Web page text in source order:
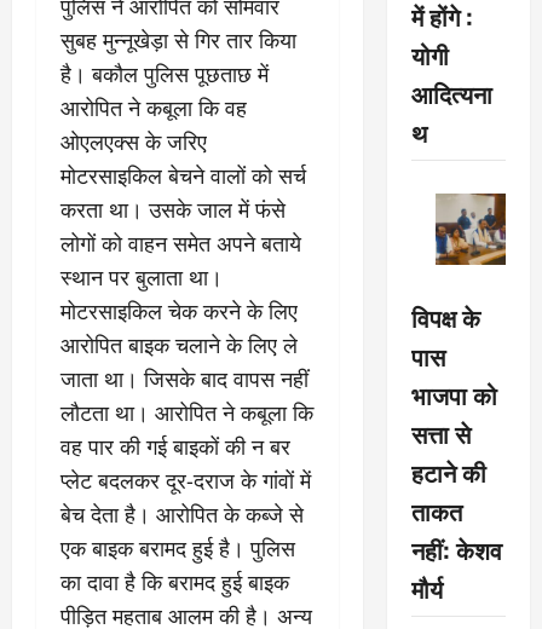
पुलिस ने आरोपित को सोमवार
सुबह मुन्नूखेड़ा से गिर तार किया
है। बकौल पुलिस पूछताछ में
आरोपित ने कबूला कि वह
ओएलएक्स के जरिए
मोटरसाइकिल बेचने वालों को सर्च
करता था। उसके जाल में फंसे
लोगों को वाहन समेत अपने बताये
स्थान पर बुलाता था।
मोटरसाइकिल चेक करने के लिए
आरोपित बाइक चलाने के लिए ले
जाता था। जिसके बाद वापस नहीं
लौटता था। आरोपित ने कबूला कि
वह पार की गई बाइकों की न बर
प्लेट बदलकर दूर-दराज के गांवों में
बेच देता है। आरोपित के कब्जे से
एक बाइक बरामद हुई है। पुलिस
का दावा है कि बरामद हुई बाइक
पीड़ित महताब आलम की है। अन्य
में होंगे :
योगी
आदित्यना
थ
विपक्ष के
पास
भाजपा को
सत्ता से
हटाने की
ताकत
नहीं: केशव
मौर्य